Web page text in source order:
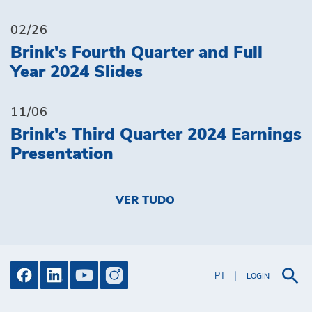
PT LOGIN
02/26
Brink's Fourth Quarter and Full
Year 2024 Slides
11/06
Brink's Third Quarter 2024 Earnings
Presentation
VER TUDO